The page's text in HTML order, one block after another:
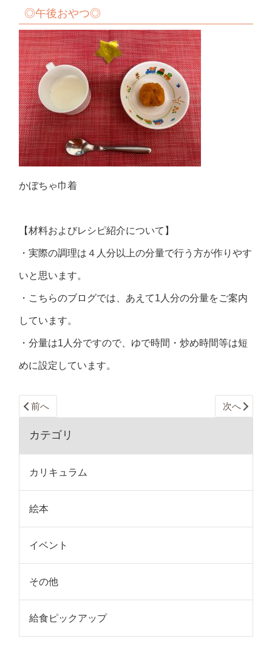
◎午後おやつ◎
かぼちゃ巾着
【材料およびレシピ紹介について】
・実際の調理は４人分以上の分量で行う方が作りやす
いと思います。
・こちらのブログでは、あえて1人分の分量をご案内
しています。
・分量は1人分ですので、ゆで時間・炒め時間等は短
めに設定しています。
前へ 次へ
カテゴリ
カリキュラム
絵本
イベント
その他
給食ピックアップ